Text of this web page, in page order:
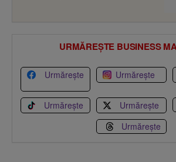
URMĂREȘTE BUSINESS
Urmărește Urmărește
Urmărește Urmărește
Urmărește